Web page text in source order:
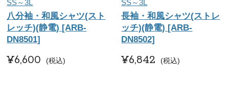
SS～3L
八分袖・和風シャツ(スト
レッチ)(静電) [ARB-
DN8501]
¥6,600 税込
SS～3L
長袖・和風シャツ(ストレ
ッチ)(静電) [ARB-
DN8502]
¥6,842 税込